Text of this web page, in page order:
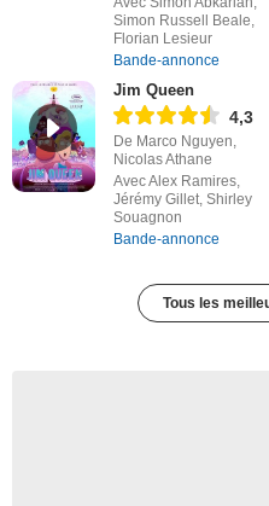
Simon Russell Beale,
Florian Lesieur
Bande-annonce
Jim Queen
4,3
De Marco Nguyen,
Nicolas Athane
Avec Alex Ramires,
Jérémy Gillet, Shirley
Souagnon
Bande-annonce
Tous les